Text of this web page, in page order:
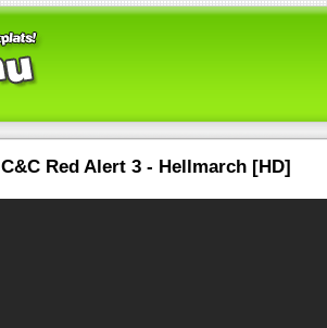
C&C Red Alert 3 - Hellmarch [HD]